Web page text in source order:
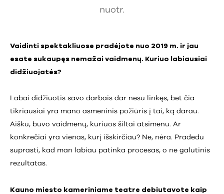
nuotr.
Vaidinti spektakliuose pradėjote nuo 2019 m. ir jau
esate sukaupęs nemažai vaidmenų. Kuriuo labiausiai
didžiuojatės?
Labai didžiuotis savo darbais dar nesu linkęs, bet čia
tikriausiai yra mano asmeninis požiūris į tai, ką darau.
Aišku, buvo vaidmenų, kuriuos šiltai atsimenu. Ar
konkrečiai yra vienas, kurį išskirčiau? Ne, nėra. Pradedu
suprasti, kad man labiau patinka procesas, o ne galutinis
rezultatas.
Kauno miesto kameriniame teatre debiutavote kaip